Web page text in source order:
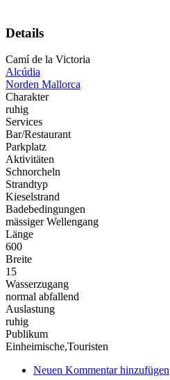
Details
Camí de la Victoria
Alcúdia
Norden Mallorca
Charakter
ruhig
Services
Bar/Restaurant
Parkplatz
Aktivitäten
Schnorcheln
Strandtyp
Kieselstrand
Badebedingungen
mässiger Wellengang
Länge
600
Breite
15
Wasserzugang
normal abfallend
Auslastung
ruhig
Publikum
Einheimische,Touristen
Neuen Kommentar hinzufügen